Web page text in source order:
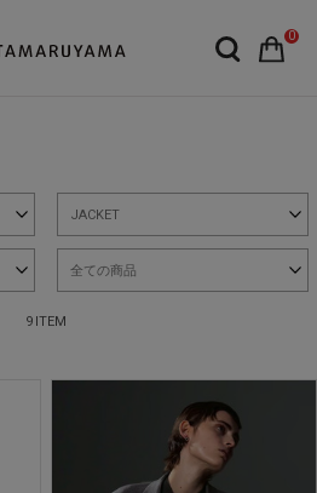
0
JACKET
全ての商品
9 ITEM